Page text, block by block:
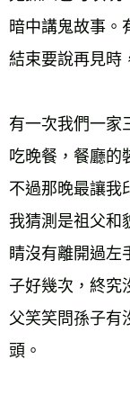
暗中講鬼故事。
結束要說再見時
有一次我們一家
吃晚餐，餐廳的
不過那晚最讓我
我猜測是祖父和
睛沒有離開過左
子好幾次，終究
父笑笑問孫子有
頭。